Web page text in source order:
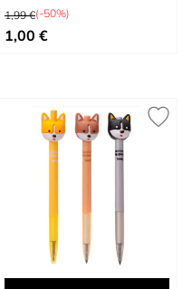
Cerdito
Unicornio
Conejito
Shiva Inu Pingüino
Vaca
Precio habitual
1,99 €(-50%)
Tan bajo como
1,00 €